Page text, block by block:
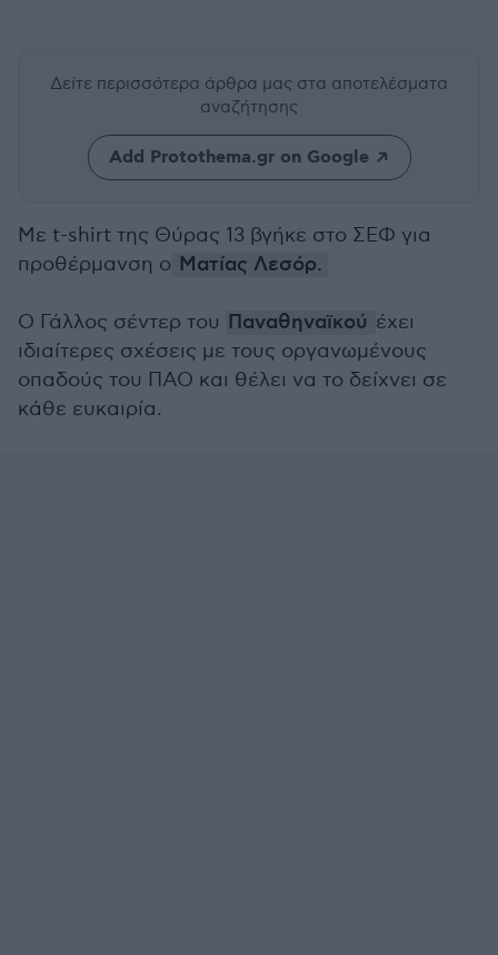
Δείτε περισσότερα άρθρα μας στα αποτελέσματα
αναζήτησης
Add Protothema.gr on Google
Με t-shirt της Θύρας 13 βγήκε στο ΣΕΦ για
προθέρμανση ο Ματίας Λεσόρ.
Ο Γάλλος σέντερ του Παναθηναϊκού έχει
ιδιαίτερες σχέσεις με τους οργανωμένους
οπαδούς του ΠΑΟ και θέλει να το δείχνει σε
κάθε ευκαιρία.